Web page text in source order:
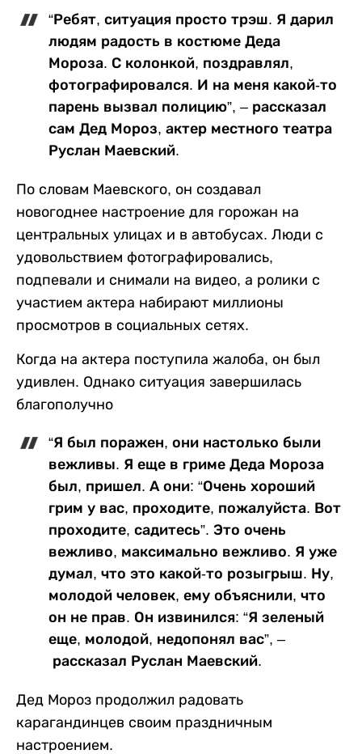
“Ребят, ситуация просто трэш. Я дарил
людям радость в костюме Деда
Мороза. С колонкой, поздравлял,
фотографировался. И на меня какой-то
парень вызвал полицию”, – рассказал
сам Дед Мороз, актер местного театра
Руслан Маевский.
По словам Маевского, он создавал
новогоднее настроение для горожан на
центральных улицах и в автобусах. Люди с
удовольствием фотографировались,
подпевали и снимали на видео, а ролики с
участием актера набирают миллионы
просмотров в социальных сетях.
Когда на актера поступила жалоба, он был
удивлен. Однако ситуация завершилась
благополучно
“Я был поражен, они настолько были
вежливы. Я еще в гриме Деда Мороза
был, пришел. А они: “Очень хороший
грим у вас, проходите, пожалуйста. Вот
проходите, садитесь”. Это очень
вежливо, максимально вежливо. Я уже
думал, что это какой-то розыгрыш. Ну,
молодой человек, ему объяснили, что
он не прав. Он извинился: “Я зеленый
еще, молодой, недопонял вас”, –
рассказал Руслан Маевский.
Дед Мороз продолжил радовать
карагандинцев своим праздничным
настроением.